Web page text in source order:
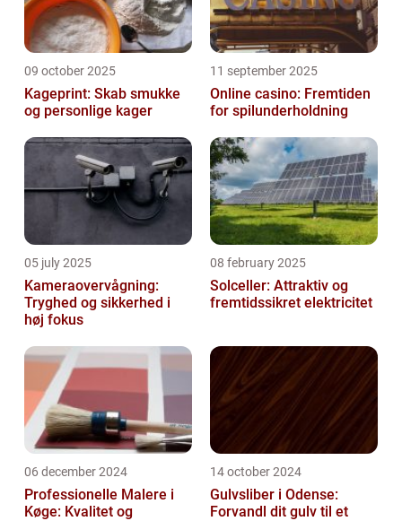
09 october 2025
Kageprint: Skab smukke
og personlige kager
11 september 2025
Online casino: Fremtiden
for spilunderholdning
05 july 2025
Kameraovervågning:
Tryghed og sikkerhed i
høj fokus
08 february 2025
Solceller: Attraktiv og
fremtidssikret elektricitet
06 december 2024
Professionelle Malere i
Køge: Kvalitet og
14 october 2024
Gulvsliber i Odense:
Forvandl dit gulv til et